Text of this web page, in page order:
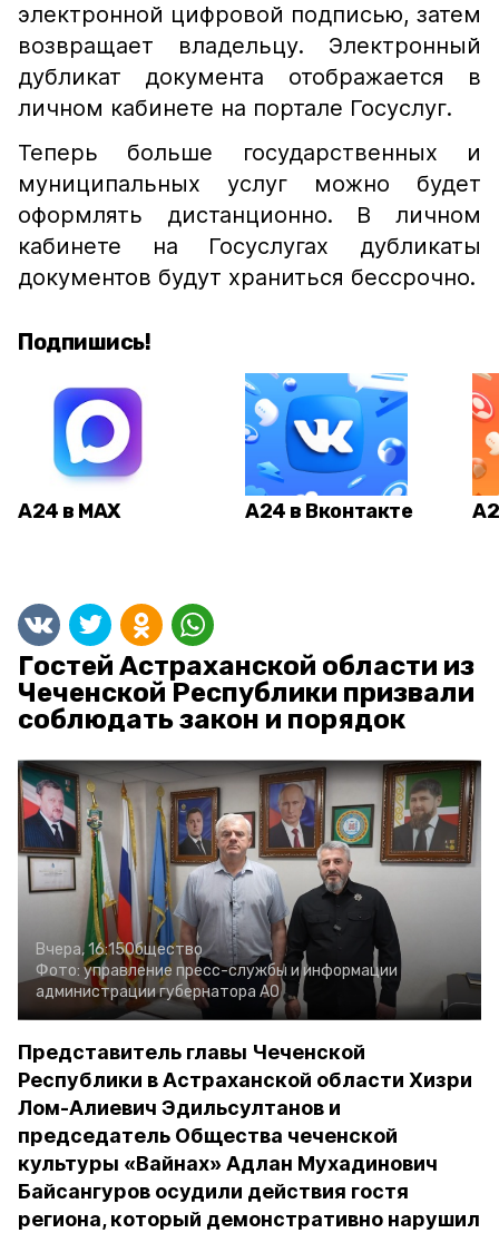
электронной цифровой подписью, затем
возвращает владельцу. Электронный
дубликат документа отображается в
личном кабинете на портале Госуслуг.
Теперь больше государственных и
муниципальных услуг можно будет
оформлять дистанционно. В личном
кабинете на Госуслугах дубликаты
документов будут храниться бессрочно.
Подпишись!
А24 в MAX А24 в Вконтакте
Гостей Астраханской области из
Чеченской Республики призвали
соблюдать закон и порядок
Вчера, 16:15Общество
Фото: управление пресс-службы и информации
администрации губернатора АО
Представитель главы Чеченской
Республики в Астраханской области Хизри
Лом-Алиевич Эдильсултанов и
председатель Общества чеченской
культуры «Вайнах» Адлан Мухадинович
Байсангуров осудили действия гостя
региона, который демонстративно нарушил